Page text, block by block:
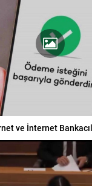
ve İnternet